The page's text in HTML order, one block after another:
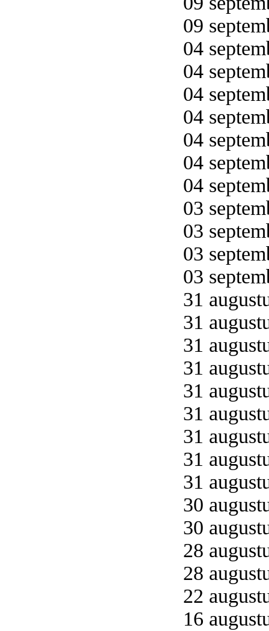
09
04
04
04
04
04
04
04
03
03
03
03
31
31
31
31
31
31
31
31
31
30
30
28
28
22
16